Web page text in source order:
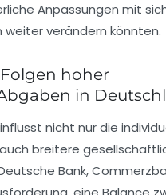
Anpassungen mit
weiter verändern könnten.
hoher
in
nicht nur die
breitere
Bank,